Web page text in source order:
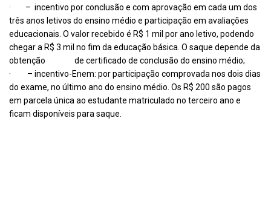
· – incentivo por conclusão e com aprovação em cada um dos
três anos letivos do ensino médio e participação em avaliações
educacionais. O valor recebido é R$ 1 mil por ano letivo, podendo
chegar a R$ 3 mil no fim da educação básica. O saque depende da
obtenção de certificado de conclusão do ensino médio;
· – incentivo-Enem: por participação comprovada nos dois dias
do exame, no último ano do ensino médio. Os R$ 200 são pagos
em parcela única ao estudante matriculado no terceiro ano e
ficam disponíveis para saque.